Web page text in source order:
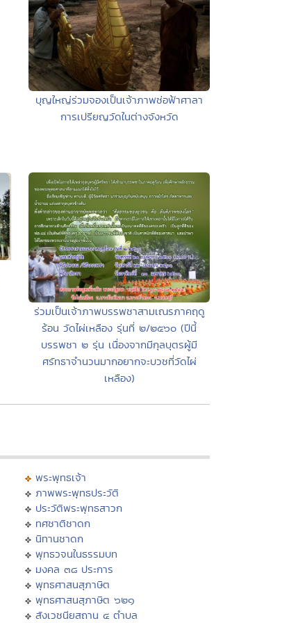
บุญใหญ่ร่วมจองเป็นเจ้าภาพช่อฟ้าศาลา
การเปรียญวัดในต่างจังหวัด
ร่วมเป็นเจ้าภาพบรรพชาสามเณรภาคฤดู
ร้อน วัดไผ่เหลือง รุ่นที่ ๒/๒๕๖๐ (ปีนี้
บรรพชา ๒ รุ่น เนื่องจากมีกุลบุตรผู้มี
ศรัทธาจำนวนมากอยากจะบวชที่วัดไผ่
เหลือง)
พระพุทธเจ้า
ภาพพระพุทธประวัติ
ประวัติพระพุทธสาวก
ทศชาติชาดก
นิทานชาดก
พุทธวจนในธรรมบท
มงคล ๓๘ ประการ
พุทธศาสนสุภาษิต
พุทธศาสนสุภาษิต ๖๒๑
สังเวชนียสถาน ๔ ตำบล